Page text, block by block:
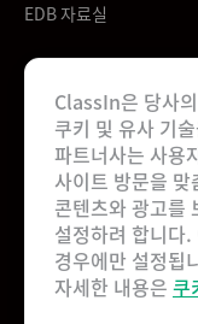
ClassIn은 당사
쿠키 및 유사 기
파트너사는 사용
사이트 방문을
콘텐츠와 광고를
설정하려 합니다
경우에만 설정됩
자세한 내용은 쿠
EDB 자료실
회사 소개
문의하기
파트너십
사용자 계약